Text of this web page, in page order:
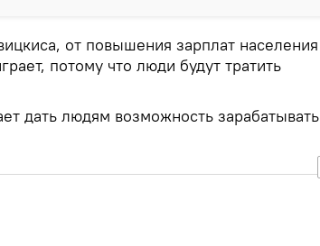
от повышения зарплат населения
потому что люди будут тратить
дать людям возможность зарабатывать